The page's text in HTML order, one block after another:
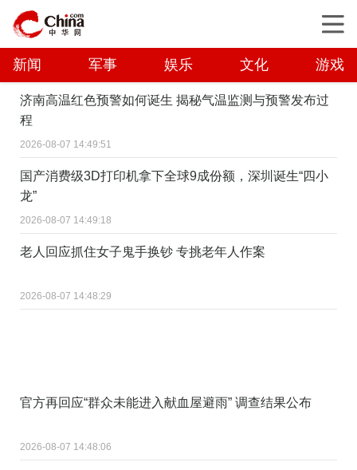
新闻 军事 娱乐 文化 游戏
济南高温红色预警如何诞生 揭秘气温监测与预警发布过
程
2026-08-07 14:49:51
国产消费级3D打印机拿下全球9成份额，深圳诞生“四小
龙”
2026-08-07 14:49:18
老人回应抓住女子鬼手换钞 专挑老年人作案
2026-08-07 14:48:29
官方再回应“群众未能进入献血屋避雨” 调查结果公布
2026-08-07 14:48:06